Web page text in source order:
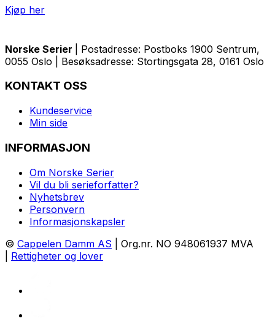
Kjøp her
Norske Serier
| Postadresse: Postboks 1900 Sentrum,
0055 Oslo | Besøksadresse: Stortingsgata 28, 0161 Oslo
KONTAKT OSS
Kundeservice
Min side
INFORMASJON
Om Norske Serier
Vil du bli serieforfatter?
Nyhetsbrev
Personvern
Informasjonskapsler
© Cappelen Damm AS | Org.nr. NO 948061937 MVA
Rettigheter og lover